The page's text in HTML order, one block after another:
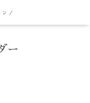
ン ／
ー